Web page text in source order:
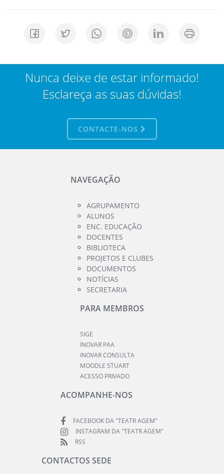
Nunca deixe de estar informado!
Esclareça as suas dúvidas!
CONTACTE-NOS
NAVEGAÇÃO
AGRUPAMENTO
ALUNOS
ENC. EDUCAÇÃO
DOCENTES
BIBLIOTECA
PROJETOS E CLUBES
DOCUMENTOS
NOTÍCIAS
SECRETARIA
PARA MEMBROS
SIGE
INOVAR PAA
INOVAR CONSULTA
MOODLE STUART
ACESSO PRIVADO
ACOMPANHE-NOS
FACEBOOK DA "TEATR AGEM"
INSTAGRAM DA "TEATR AGEM"
RSS
CONTACTOS SEDE